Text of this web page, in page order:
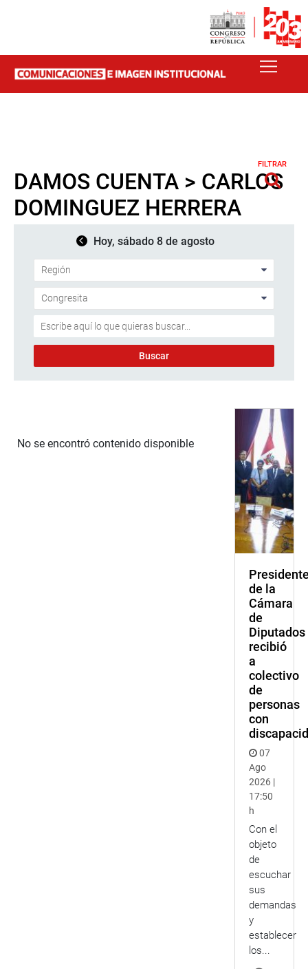
DAMOS CUENTA > CARLOS
DOMINGUEZ HERRERA
FILTRAR
Hoy, sábado 8 de agosto
No se encontró contenido disponible
de la
Cámara
de
Diputados
recibió
a
colectivo
de
personas
con
07
Ago
2026 |
17:50
h
Con el
objeto
de
escuchar
sus
demandas
y
establecer
los...